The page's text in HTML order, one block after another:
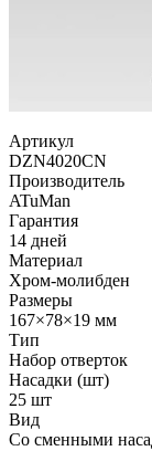
Артикул
DZN4020CN
Производитель
ATuMan
Гарантия
14 дней
Материал
Xром-молибден
Размеры
167×78×19 мм
Тип
Набор отверток
Насадки (шт)
25 шт
Вид
Со сменными